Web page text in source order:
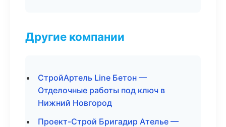
Другие компании
СтройАртель Line Бетон —
Отделочные работы под ключ в
Нижний Новгород
Проект-Строй Бригадир Ателье —